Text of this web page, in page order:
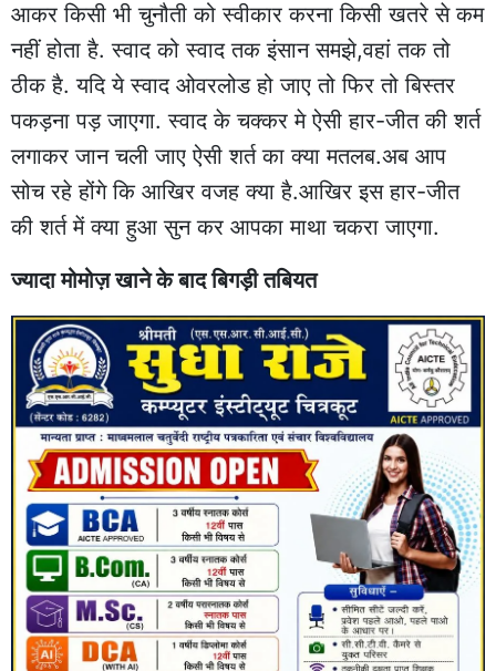
आकर किसी भी चुनौती को स्वीकार करना किसी खतरे से कम
नहीं होता है. स्वाद को स्वाद तक इंसान समझे,वहां तक तो
ठीक है. यदि ये स्वाद ओवरलोड हो जाए तो फिर तो बिस्तर
पकड़ना पड़ जाएगा. स्वाद के चक्कर मे ऐसी हार-जीत की शर्त
लगाकर जान चली जाए ऐसी शर्त का क्या मतलब.अब आप
सोच रहे होंगे कि आखिर वजह क्या है.आखिर इस हार-जीत
की शर्त में क्या हुआ सुन कर आपका माथा चकरा जाएगा.
ज्यादा मोमोज़ खाने के बाद बिगड़ी तबियत